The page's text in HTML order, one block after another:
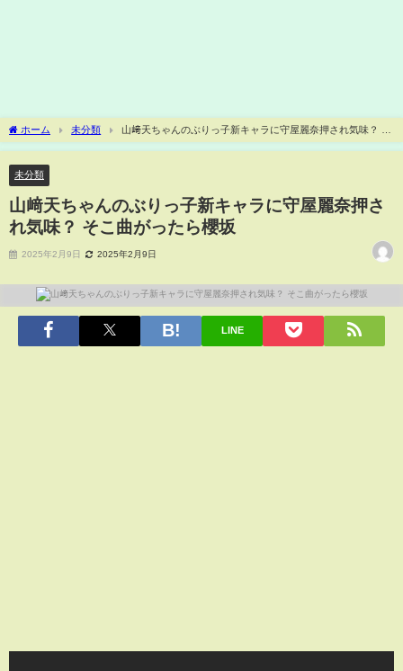
ホーム 未分類
山﨑天ちゃんのぶりっ子新キャラに守屋麗奈押され気味？ そ
こ曲がったら櫻坂
未分類
山﨑天ちゃんのぶりっ子新キャラに守屋麗奈押さ
れ気味？ そこ曲がったら櫻坂
2025年2月9日 2025年2月9日
LINE